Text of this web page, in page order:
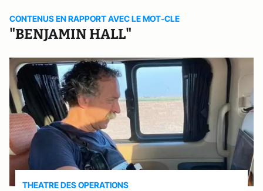
CONTENUS EN RAPPORT AVEC LE MOT-CLE
"BENJAMIN HALL"
THEATRE DES OPERATIONS